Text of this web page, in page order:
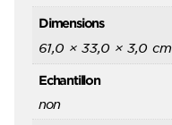
Dimensions
61,0 × 33,0 × 3,0 cm
Echantillon
non